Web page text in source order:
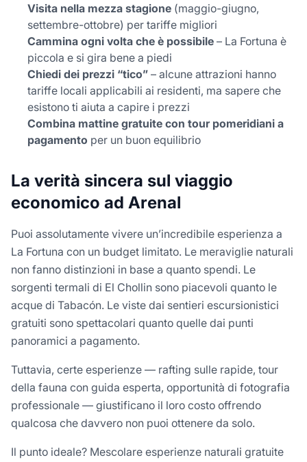
Visita nella mezza stagione (maggio-giugno,
settembre-ottobre) per tariffe migliori
Cammina ogni volta che è possibile – La Fortuna è
piccola e si gira bene a piedi
Chiedi dei prezzi “tico” – alcune attrazioni hanno
tariffe locali applicabili ai residenti, ma sapere che
esistono ti aiuta a capire i prezzi
Combina mattine gratuite con tour pomeridiani a
pagamento per un buon equilibrio
La verità sincera sul viaggio
economico ad Arenal
Puoi assolutamente vivere un’incredibile esperienza a
La Fortuna con un budget limitato. Le meraviglie naturali
non fanno distinzioni in base a quanto spendi. Le
sorgenti termali di El Chollin sono piacevoli quanto le
acque di Tabacón. Le viste dai sentieri escursionistici
gratuiti sono spettacolari quanto quelle dai punti
panoramici a pagamento.
Tuttavia, certe esperienze — rafting sulle rapide, tour
della fauna con guida esperta, opportunità di fotografia
professionale — giustificano il loro costo offrendo
qualcosa che davvero non puoi ottenere da solo.
Il punto ideale? Mescolare esperienze naturali gratuite